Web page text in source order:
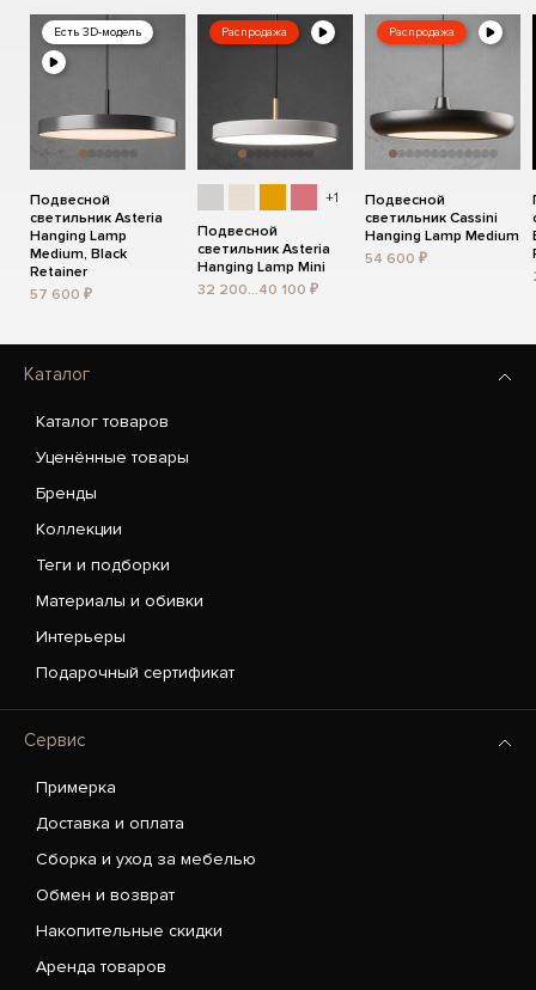
Есть 3D-модель
Подвесной
светильник Asteria
Hanging Lamp
Medium, Black
Retainer
57 600 ₽
Распродажа
+1
Подвесной
светильник Asteria
Hanging Lamp Mini
32 200...40 100 ₽
Распродажа
Подвесной
светильник Cassini
Hanging Lamp Medium
54 600 ₽
Каталог
Каталог товаров
Уценённые товары
Бренды
Коллекции
Теги и подборки
Материалы и обивки
Интерьеры
Подарочный сертификат
Сервис
Примерка
Доставка и оплата
Сборка и уход за мебелью
Обмен и возврат
Накопительные скидки
Аренда товаров